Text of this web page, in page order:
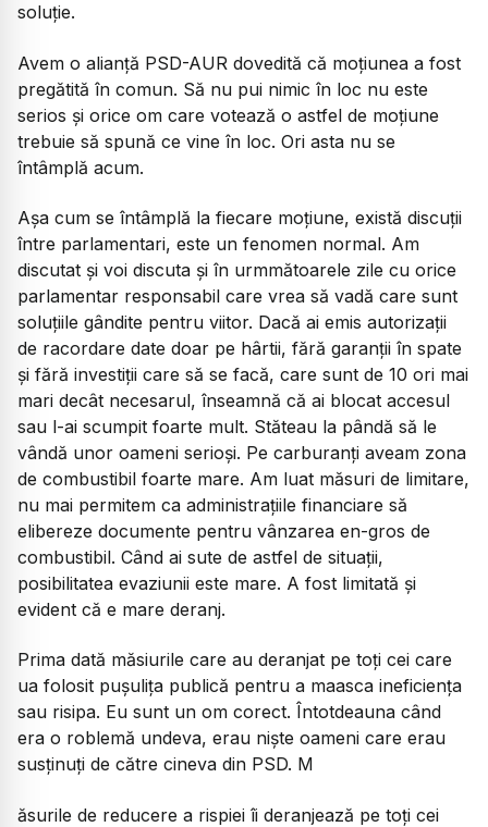
soluție.
Avem o alianță PSD-AUR dovedită că moțiunea a fost
pregătită în comun. Să nu pui nimic în loc nu este
serios și orice om care votează o astfel de moțiune
trebuie să spună ce vine în loc. Ori asta nu se
întâmplă acum.
Așa cum se întâmplă la fiecare moțiune, există discuții
între parlamentari, este un fenomen normal. Am
discutat și voi discuta și în urmmătoarele zile cu orice
parlamentar responsabil care vrea să vadă care sunt
soluțiile gândite pentru viitor. Dacă ai emis autorizații
de racordare date doar pe hârtii, fără garanții în spate
și fără investiții care să se facă, care sunt de 10 ori mai
mari decât necesarul, înseamnă că ai blocat accesul
sau l-ai scumpit foarte mult. Stăteau la pândă să le
vândă unor oameni serioși. Pe carburanți aveam zona
de combustibil foarte mare. Am luat măsuri de limitare,
nu mai permitem ca administrațiile financiare să
elibereze documente pentru vânzarea en-gros de
combustibil. Când ai sute de astfel de situații,
posibilitatea evaziunii este mare. A fost limitată și
evident că e mare deranj.
Prima dată măsiurile care au deranjat pe toți cei care
ua folosit pușulița publică pentru a maasca ineficiența
sau risipa. Eu sunt un om corect. Întotdeauna când
era o roblemă undeva, erau niște oameni care erau
susținuți de către cineva din PSD. M
ăsurile de reducere a rispiei îi deranjează pe toți cei